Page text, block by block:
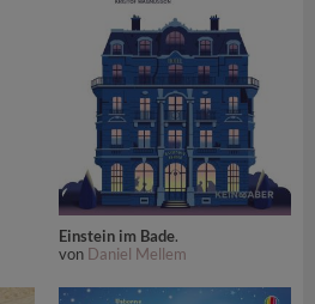
Einstein im Bade.
von Daniel Mellem